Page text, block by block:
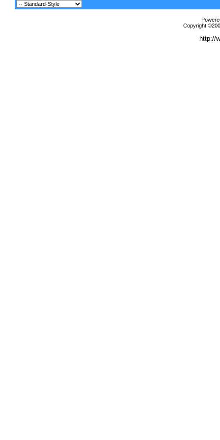
Copyright
http://